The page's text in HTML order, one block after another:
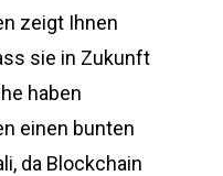
zeigt Ihnen
sie in Zukunft
haben
einen bunten
da Blockchain